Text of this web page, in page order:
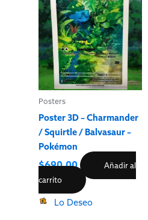
Posters
Poster 3D – Charmander
/ Squirtle / Balvasaur –
Pokémon
$690.00
Añadir al
carrito
Lo Deseo